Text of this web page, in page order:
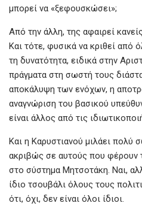
μπορεί να «ξεφουσκώσει»;
Από την άλλη, της αφαιρεί
Και τότε, φυσικά να κριθεί από
τη δυνατότητα, ειδικά στην
πράγματα στη σωστή τους
αποκάλυψη των ενόχων, η
αναγνώριση του βασικού
είναι άλλος από τις
Και η Καρυστιανού μιλάει πολύ
ακριβώς σε αυτούς που φέρουν
στο σύστημα Μητσοτάκη. Ναι,
ίδιο τσουβάλι όλους τους
ότι, όχι, δεν είναι όλοι ίδιοι.